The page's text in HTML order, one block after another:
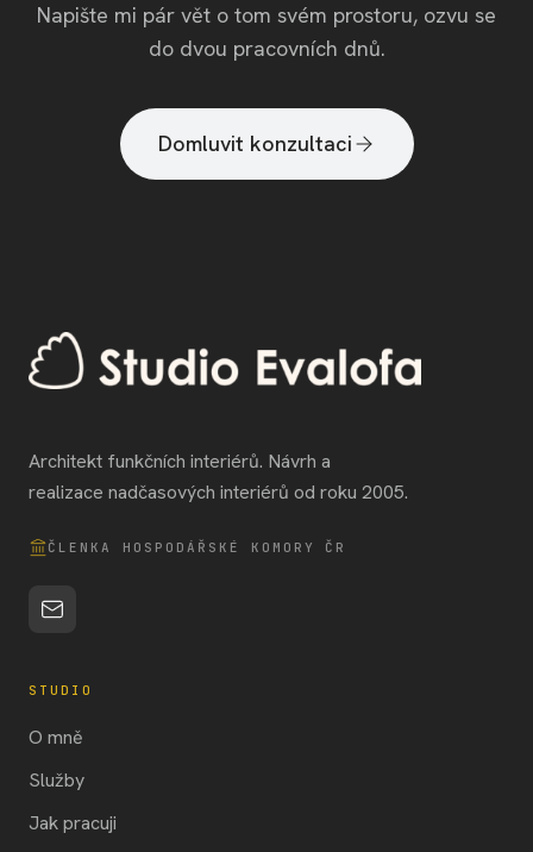
Napište mi pár vět o tom svém prostoru, ozvu se
do dvou pracovních dnů.
Domluvit konzultaci
Architekt funkčních interiérů. Návrh a
realizace nadčasových interiérů od roku 2005.
ČLENKA HOSPODÁŘSKÉ KOMORY ČR
STUDIO
O mně
Služby
Jak pracuji